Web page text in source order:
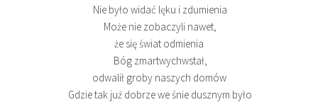
Nie było widać lęku i zdumienia
Może nie zobaczyli nawet,
że się świat odmienia
Bóg zmartwychwstał,
odwalił groby naszych domów
Gdzie tak już dobrze we śnie dusznym było